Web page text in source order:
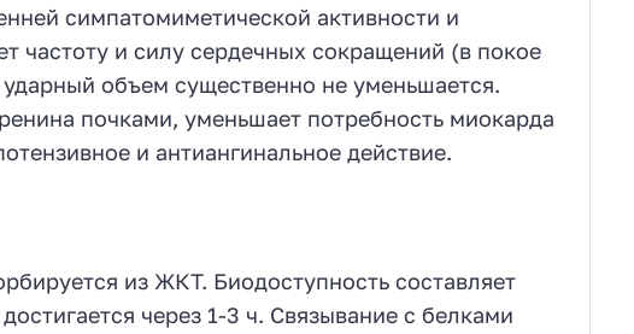
симпатомиметической активности и
частоту и силу сердечных сокращений (в покое
объем существенно не уменьшается.
почками, уменьшает потребность миокарда
и антиангинальное действие.
из ЖКТ. Биодоступность составляет
через 1-3 ч. Связывание с белками